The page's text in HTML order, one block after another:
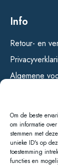
Om de beste
om informatie
stemmen met
unieke ID's op
toestemming
functies en
Info
Retour- en
Algemene
Social